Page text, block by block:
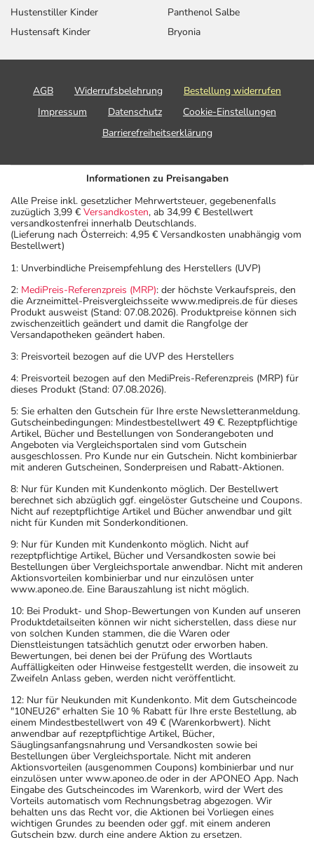
Hustenstiller Kinder
Hustensaft Kinder
Panthenol Salbe
Bryonia
AGB Widerrufsbelehrung
Bestellung widerrufen
Impressum
Datenschutz
Cookie-Einstellungen
Barrierefreiheitserklärung
Informationen zu Preisangaben
Alle Preise inkl. gesetzlicher Mehrwertsteuer, gegebenenfalls
zuzüglich 3,99 € Versandkosten, ab 34,99 € Bestellwert
versandkostenfrei innerhalb Deutschlands.
(Lieferung nach Österreich: 4,95 € Versandkosten unabhängig vom
Bestellwert)
1: Unverbindliche Preisempfehlung des Herstellers (UVP)
2: MediPreis-Referenzpreis (MRP): der höchste Verkaufspreis, den
die Arzneimittel-Preisvergleichsseite www.medipreis.de für dieses
Produkt ausweist (Stand: 07.08.2026). Produktpreise können sich
zwischenzeitlich geändert und damit die Rangfolge der
Versandapotheken geändert haben.
3: Preisvorteil bezogen auf die UVP des Herstellers
4: Preisvorteil bezogen auf den MediPreis-Referenzpreis (MRP) für
dieses Produkt (Stand: 07.08.2026).
5: Sie erhalten den Gutschein für Ihre erste Newsletteranmeldung.
Gutscheinbedingungen: Mindestbestellwert 49 €. Rezeptpflichtige
Artikel, Bücher und Bestellungen von Sonderangeboten und
Angeboten via Vergleichsportalen sind vom Gutschein
ausgeschlossen. Pro Kunde nur ein Gutschein. Nicht kombinierbar
mit anderen Gutscheinen, Sonderpreisen und Rabatt-Aktionen.
8: Nur für Kunden mit Kundenkonto möglich. Der Bestellwert
berechnet sich abzüglich ggf. eingelöster Gutscheine und Coupons.
Nicht auf rezeptpflichtige Artikel und Bücher anwendbar und gilt
nicht für Kunden mit Sonderkonditionen.
9: Nur für Kunden mit Kundenkonto möglich. Nicht auf
rezeptpflichtige Artikel, Bücher und Versandkosten sowie bei
Bestellungen über Vergleichsportale anwendbar. Nicht mit anderen
Aktionsvorteilen kombinierbar und nur einzulösen unter
www.aponeo.de. Eine Barauszahlung ist nicht möglich.
10: Bei Produkt- und Shop-Bewertungen von Kunden auf unseren
Produktdetailseiten können wir nicht sicherstellen, dass diese nur
von solchen Kunden stammen, die die Waren oder
Dienstleistungen tatsächlich genutzt oder erworben haben.
Bewertungen, bei denen bei der Prüfung des Wortlauts
Auffälligkeiten oder Hinweise festgestellt werden, die insoweit zu
Zweifeln Anlass geben, werden nicht veröffentlicht.
12: Nur für Neukunden mit Kundenkonto. Mit dem Gutscheincode
"10NEU26" erhalten Sie 10 % Rabatt für Ihre erste Bestellung, ab
einem Mindestbestellwert von 49 € (Warenkorbwert). Nicht
anwendbar auf rezeptpflichtige Artikel, Bücher,
Säuglingsanfangsnahrung und Versandkosten sowie bei
Bestellungen über Vergleichsportale. Nicht mit anderen
Aktionsvorteilen (ausgenommen Coupons) kombinierbar und nur
einzulösen unter www.aponeo.de oder in der APONEO App. Nach
Eingabe des Gutscheincodes im Warenkorb, wird der Wert des
Vorteils automatisch vom Rechnungsbetrag abgezogen. Wir
behalten uns das Recht vor, die Aktionen bei Vorliegen eines
wichtigen Grundes zu beenden oder ggf. mit einem anderen
Gutschein bzw. durch eine andere Aktion zu ersetzen.